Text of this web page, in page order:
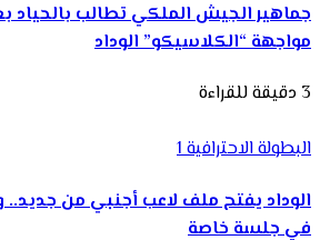
جماهير الجيش الملكي تطالب بالحياد
مواجهة “الكلاسيكو” الوداد
3 دقيقة للقراءة
البطولة الاحترافية 1
الوداد يفتح ملف لاعب أجنبي من
في جلسة خاصة